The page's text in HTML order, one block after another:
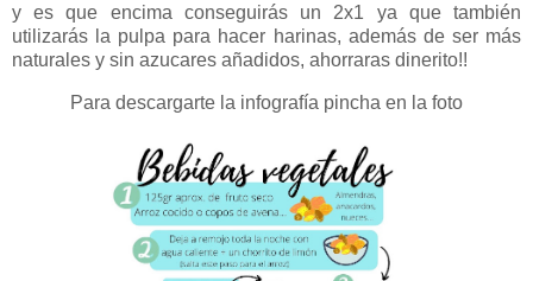
y es que encima conseguirás un 2x1 ya que también
utilizarás la pulpa para hacer harinas, además de ser más
naturales y sin azucares añadidos, ahorraras dinerito!!
Para descargarte la infografía pincha en la foto